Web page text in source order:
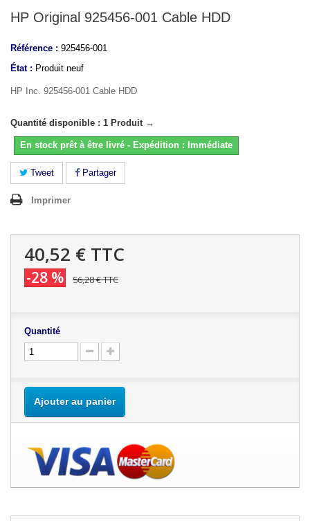
HP Original 925456-001 Cable HDD
Référence : 925456-001
État : Produit neuf
HP Inc. 925456-001 Cable HDD
Quantité disponible : 1 Produit →
En stock prêt à être livré - Expédition : Immédiate
Tweet Partager
Imprimer
40,52 € TTC
-28 % 56,28 €TTC
Quantité
Ajouter au panier